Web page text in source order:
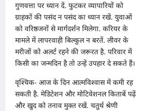
गुणवत्ता पर ध्यान दें. फुटकर व्यापारियों को
ग्राहकों की पसंद न पसंद का ध्यान रखें. युवाओं
को वरिष्ठजनों से मार्गदर्शन मिलेगा. करियर के
मामले में लापरवाही बिल्कुल न बरतें. लीवर के
मरीजों को अलर्ट रहने की जरूरत है. परिवार में
किसी का जन्मदिन है तो उन्हें उपहार दे सकते हैं।
वृश्चिक- आज के दिन आत्मविश्वास में कमी रह
सकती है. मेडिटेशन और मोटिवेशनल किताबें पढ़ें
और खुद को तनाव मुक्त रखें. चतुर्थ श्रेणी